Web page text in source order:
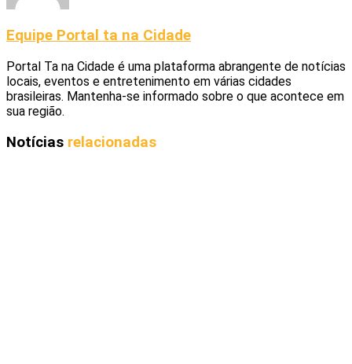
Equipe Portal ta na Cidade
Portal Ta na Cidade é uma plataforma abrangente de notícias
locais, eventos e entretenimento em várias cidades
brasileiras. Mantenha-se informado sobre o que acontece em
sua região.
Notícias relacionadas